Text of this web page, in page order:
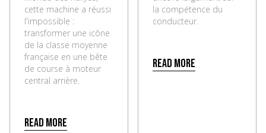
cette machine a réussi
l'impossible :
transformer une icône
de la classe moyenne
française en une bête
de course à moteur
central arrière.
Read more
la compétence du
conducteur.
Read more